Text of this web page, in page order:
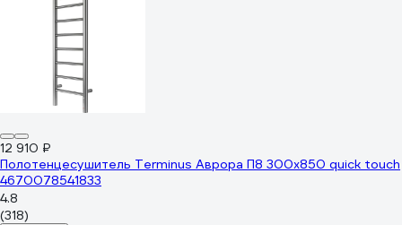
12 910 ₽
Полотенцесушитель Terminus Аврора П8 300x850 quick touch
4670078541833
4.8
(318)